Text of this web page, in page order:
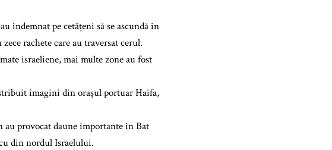
îndemnat pe cetățeni să se ascundă în
rachete care au traversat cerul.
israeliene, mai multe zone au fost
imagini din orașul portuar Haifa,
au provocat daune importante în Bat
din nordul Israelului.